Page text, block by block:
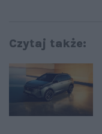
Czytaj także: